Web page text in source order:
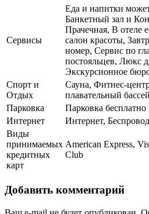
Сервисы
Еда и напитки
Банкетный зал и
Прачечная, В отеле
салон красоты,
номер, Сервис по
постояльцев, Люкс
Экскурсионное
Спорт и
Отдых
Сауна, Фитнес-
плавательный
Парковка
Парковка бесплатно
Интернет
Интернет,
Виды
принимаемых
кредитных
карт
American Express,
Club
Добавить комментарий